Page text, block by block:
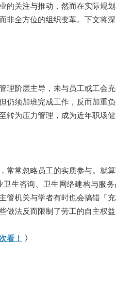
的关注与推动，然而在实际规
非全方位的组织变革。下文将
理阶层主导，未与员工或工会
仍须加班完成工作，反而加重
为压力管理，成为近年职场健
常常忽略员工的实质参与。就
生咨询、卫生网络建构与服
管机关与学者有时也会搞错「
做法反而限制了劳工的自主权
看！ 〉